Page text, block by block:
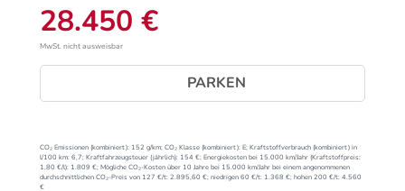
28.450 €
MwSt. nicht ausweisbar
PARKEN
CO₂ Emissionen (kombiniert): 152 g/km;CO₂ Klasse (kombiniert):E;Kraftstoffverbrauch (kombiniert) in
l/100 km:6,7;Kraftfahrzeugsteuer (jährlich): 154 €;Energiekosten bei 15.000 km/Jahr (Kraftstoffpreis:
1,80 €/l): 1.809 €;Mögliche CO₂-Kosten über 10 Jahre bei 15.000 km/Jahr bei einem angenommenen
durchschnittlichen CO₂-Preis von 127 €/t:2.895,60 €; niedrigen 60 €/t: 1.368 €; hohen 200 €/t: 4.560
€